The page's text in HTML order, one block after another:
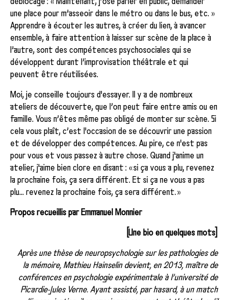
une place pour m’asseoir dans le métro ou dans le bus, etc. »
Apprendre à écouter les autres, à créer du lien, à avancer
ensemble, à faire attention à laisser sur scène de la place à
l’autre, sont des compétences psychosociales qui se
développent durant l’improvisation théâtrale et qui
peuvent être réutilisées.
Moi, je conseille toujours d'essayer. Il y a de nombreux
ateliers de découverte, que l’on peut faire entre amis ou en
famille. Vous n’êtes même pas obligé de monter sur scène. Si
cela vous plaît, c’est l'occasion de se découvrir une passion
et de développer des compétences. Au pire, ce n'est pas
pour vous et vous passez à autre chose. Quand j'anime un
atelier, j'aime bien clore en disant : « si ça vous a plu, revenez
la prochaine fois, ça sera différent. Et si ça ne vous a pas
plu... revenez la prochaine fois, ça sera différent. »
Propos recueillis par Emmanuel Monnier
[Une bio en quelques mots]
Après une thèse de neuropsychologie sur les pathologies de
la mémoire, Mathieu Hainselin devient, en 2013, maître de
conférences en psychologie expérimentale à l’université de
Picardie-Jules Verne. Ayant assisté, par hasard, à un match